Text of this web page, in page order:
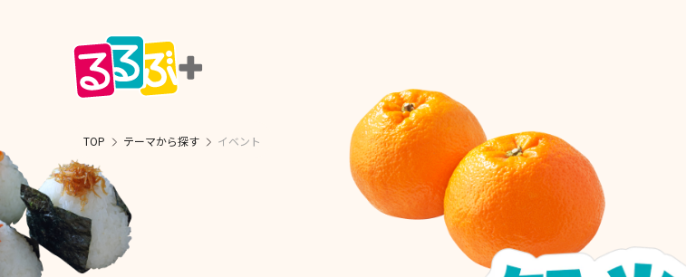
TOP テーマから探す イベント